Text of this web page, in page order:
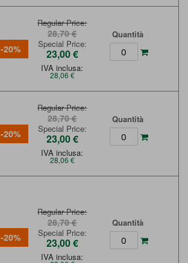
-20%
Regular Price
28,70 €
Special Price
23,00 €
IVA inclusa:
28,06 €
Quantità
-20%
Regular Price
28,70 €
Special Price
23,00 €
IVA inclusa:
28,06 €
Quantità
-20%
Regular Price
28,70 €
Special Price
23,00 €
IVA inclusa:
Quantità